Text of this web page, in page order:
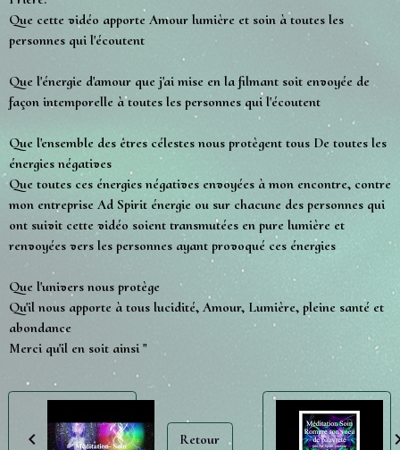
Que cette vidéo apporte Amour lumière et soin à toutes les
personnes qui l'écoutent
Que l'énergie d'amour que j'ai mise en la filmant soit envoyée de
façon intemporelle à toutes les personnes qui l'écoutent
Que l'ensemble des êtres célestes nous protègent tous De toutes les
énergies négatives
Que toutes ces énergies négatives envoyées à mon encontre, contre
mon entreprise Ad Spirit énergie ou sur chacune des personnes qui
ont suivit cette vidéo soient transmutées en pure lumière et
renvoyées vers les personnes ayant provoqué ces énergies
Que l'univers nous protège
Qu'il nous apporte à tous lucidité, Amour, Lumière, pleine santé et
abondance
Merci qu'il en soit ainsi "
Retour